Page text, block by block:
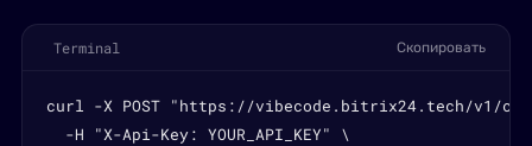
Terminal Скопировать
curl -X POST "https://vibecode.bitrix24.tech/v1/
  -H "X-Api-Key: YOUR_API_KEY" \